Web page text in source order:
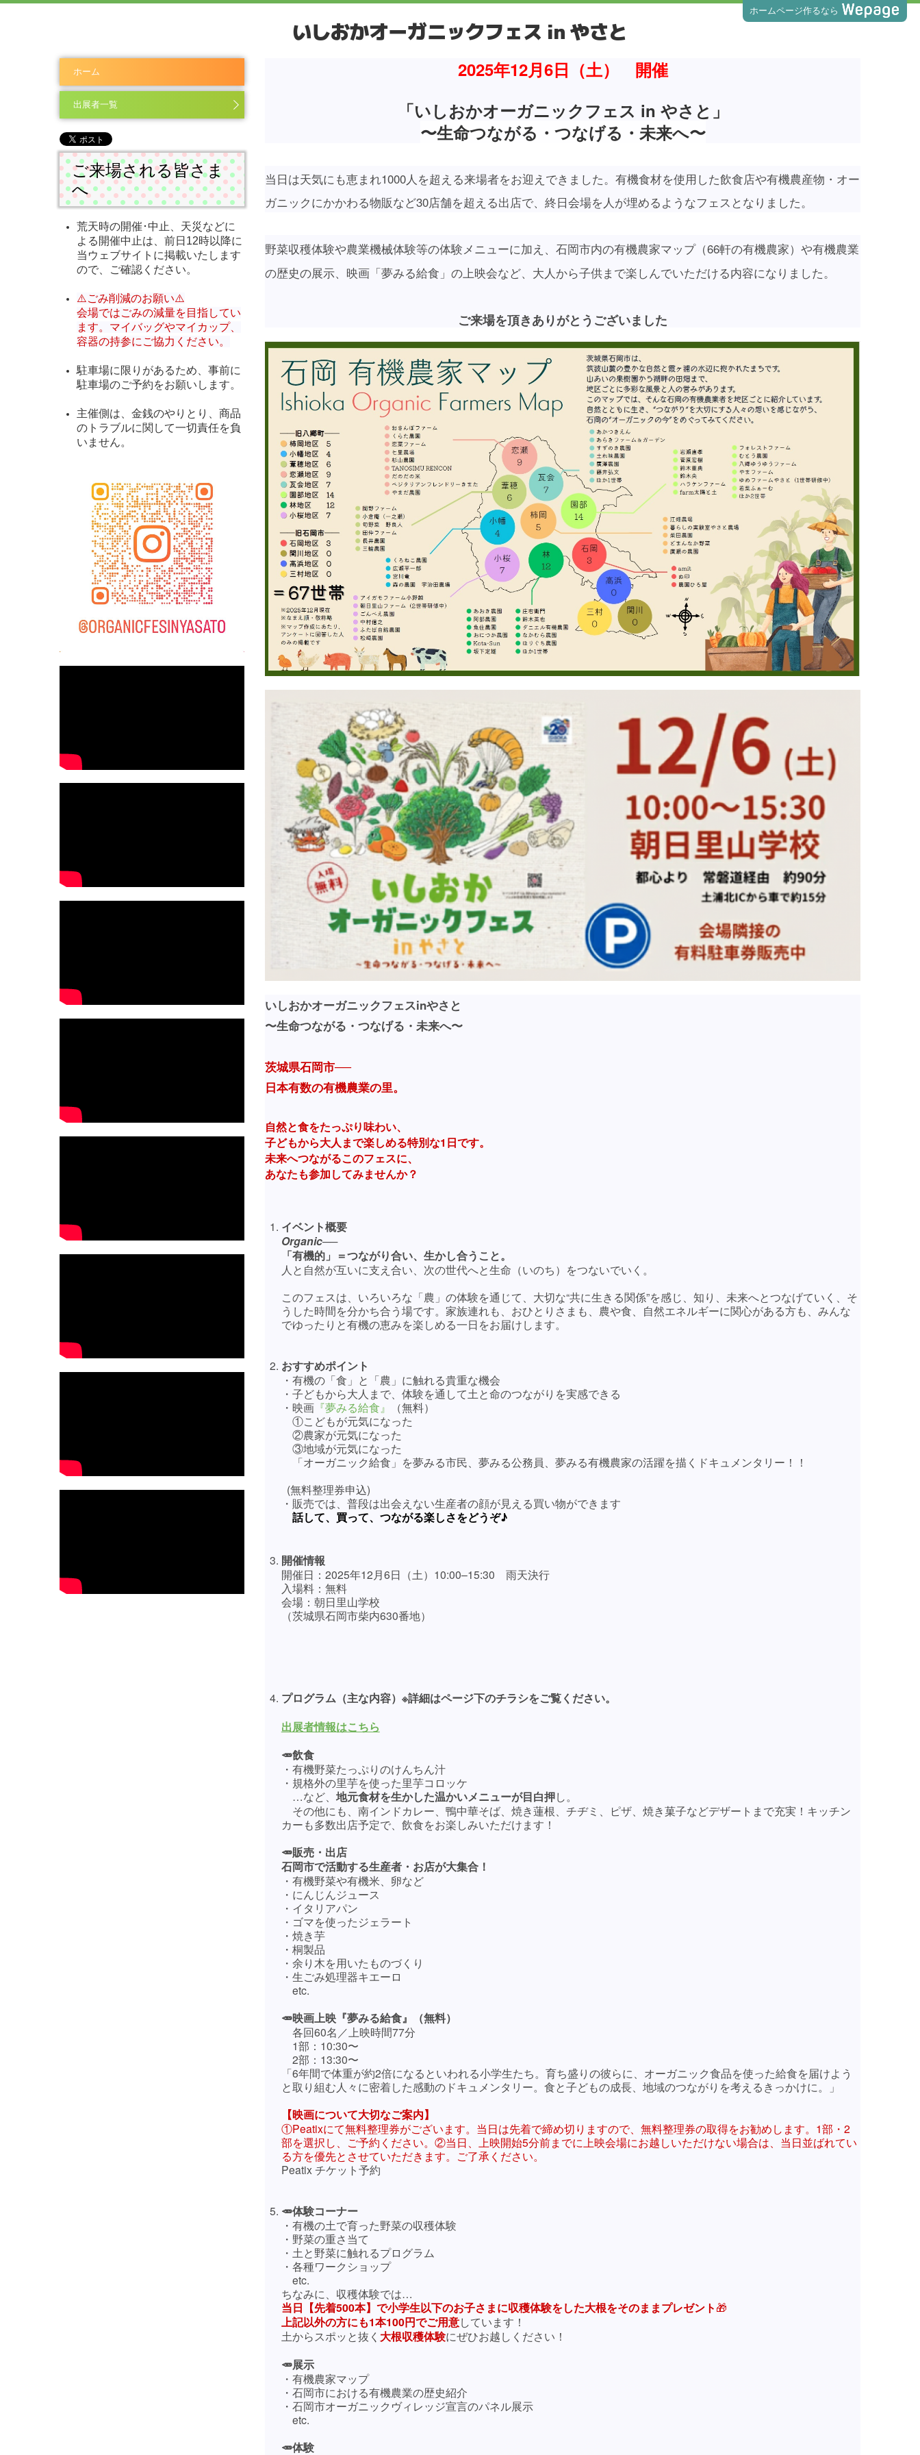
ホームページ作るなら
いしおかオーガニックフェス in やさと
ホーム
出展者一覧
ご来場される皆さま
へ
荒天時の開催･中止、天災などに
よる開催中止は、前日12時以降に
当ウェブサイトに掲載いたします
ので、ご確認ください。
⚠️ごみ削減のお願い⚠️
会場ではごみの減量を目指してい
ます。マイバッグやマイカップ、
容器の持参にご協力ください。
駐車場に限りがあるため、事前に
駐車場のご予約をお願いします。
主催側は、金銭のやりとり、商品
のトラブルに関して一切責任を負
いません。
2025年12月6日（土） 開催
「いしおかオーガニックフェス in やさと」
〜生命つながる・つなげる・未来へ〜
当日は天気にも恵まれ1000人を超える来場者をお迎えできました。有機食材を使用した飲食店や有機農産物・オー
ガニックにかかわる物販など30店舗を超える出店で、終日会場を人が埋めるようなフェスとなりました。
野菜収穫体験や農業機械体験等の体験メニューに加え、石岡市内の有機農家マップ（66軒の有機農家）や有機農業
の歴史の展示、映画「夢みる給食」の上映会など、大人から子供まで楽しんでいただける内容になりました。
ご来場を頂きありがとうございました
いしおかオーガニックフェスinやさと
〜生命つながる・つなげる・未来へ〜
茨城県石岡市──
日本有数の有機農業の里。
自然と食をたっぷり味わい、
子どもから大人まで楽しめる特別な1日です。
未来へつながるこのフェスに、
あなたも参加してみませんか？
イベント概要
Organic──
「有機的」＝つながり合い、生かし合うこと。
人と自然が互いに支え合い、次の世代へと生命（いのち）をつないでいく。
このフェスは、いろいろな「農」の体験を通じて、大切な“共に生きる関係”を感じ、知り、未来へとつなげていく、そ
うした時間を分かち合う場です。家族連れも、おひとりさまも、農や食、自然エネルギーに関心がある方も、みんな
でゆったりと有機の恵みを楽しめる一日をお届けします。
おすすめポイント
・有機の「食」と「農」に触れる貴重な機会
・子どもから大人まで、体験を通して土と命のつながりを実感できる
・映画『夢みる給食』
（無料）
①こどもが元気になった
②農家が元気になった
③地域が元気になった
「オーガニック給食」を夢みる市民、夢みる公務員、夢みる有機農家の活躍を描くドキュメンタリー！！
(無料整理券申込)
・販売では、普段は出会えない生産者の顔が見える買い物ができます
話して、買って、つながる楽しさをどうぞ♪
開催情報
開催日：2025年12月6日（土）10:00–15:30 雨天決行
入場料：無料
会場：朝日里山学校
（茨城県石岡市柴内630番地）
プログラム（主な内容）※詳細はページ下のチラシをご覧ください。
出展者情報はこちら
🥕飲食
・有機野菜たっぷりのけんちん汁
・規格外の里芋を使った里芋コロッケ
…など、 地元食材を生かした温かいメニューが目白押し。
その他にも、南インドカレー、鴨中華そば、焼き蓮根、チヂミ、ピザ、焼き菓子などデザートまで充実！キッチン
カーも多数出店予定で、飲食をお楽しみいただけます！
🥕販売・出店
石岡市で活動する生産者・お店が大集合！
・有機野菜や有機米、卵など
・にんじんジュース
・イタリアパン
・ゴマを使ったジェラート
・焼き芋
・桐製品
・余り木を用いたものづくり
・生ごみ処理器キエーロ
etc.
🥕映画上映『夢みる給食』（無料）
各回60名／上映時間77分
1部：10:30〜
2部：13:30〜
「6年間で体重が約2倍になるといわれる小学生たち。育ち盛りの彼らに、オーガニック食品を使った給食を届けよう
と取り組む人々に密着した感動のドキュメンタリー。食と子どもの成長、地域のつながりを考えるきっかけに。」
【映画について大切なご案内】
①Peatixにて無料整理券がございます。当日は先着で締め切りますので、無料整理券の取得をお勧めします。1部・2
部を選択し、ご予約ください。 ②当日、上映開始5分前までに上映会場にお越しいただけない場合は、当日並ばれてい
る方を優先とさせていただきます。ご了承ください。
Peatix チケット予約
🥕体験コーナー
・有機の土で育った野菜の収穫体験
・野菜の重さ当て
・土と野菜に触れるプログラム
・各種ワークショップ
etc.
ちなみに、収穫体験では…
当日【先着500本】で小学生以下のお子さまに収穫体験をした大根をそのままプレゼント🎁
上記以外の方にも1本100円でご用意しています！
土からスポッと抜く 大根収穫体験にぜひお越しください！
🥕展示
・有機農家マップ
・石岡市における有機農業の歴史紹介
・石岡市オーガニックヴィレッジ宣言のパネル展示
etc.
🥕体験